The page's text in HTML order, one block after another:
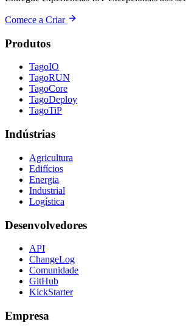
Comece a Criar
Produtos
TagoIO
TagoRUN
TagoCore
TagoDeploy
TagoTiP
Indústrias
Agricultura
Edifícios
Energia
Industrial
Logística
Desenvolvedores
API
ChangeLog
Comunidade
GitHub
KickStarter
Empresa